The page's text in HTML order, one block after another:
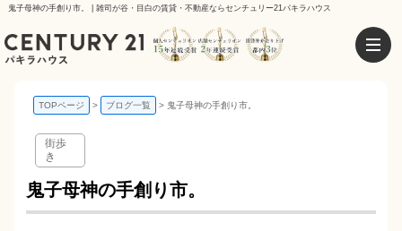
鬼子母神の手創り市。 | 雑司が谷・目白の賃貸・不動産ならセンチュリー21パキラハウス
TOPページ ブログ一覧 鬼子母神の手創り市。
街歩
き
鬼子母神の手創り市。